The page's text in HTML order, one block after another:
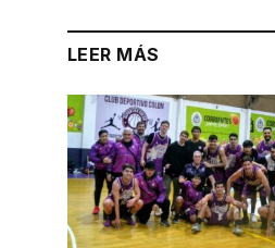
LEER MÁS